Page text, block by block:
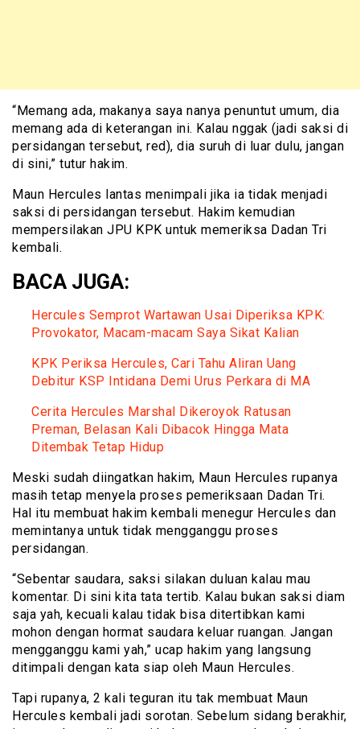
“Memang ada, makanya saya nanya penuntut umum, dia
memang ada di keterangan ini. Kalau nggak (jadi saksi di
persidangan tersebut, red), dia suruh di luar dulu, jangan
di sini,” tutur hakim.
Maun Hercules lantas menimpali jika ia tidak menjadi
saksi di persidangan tersebut. Hakim kemudian
mempersilakan JPU KPK untuk memeriksa Dadan Tri
kembali.
BACA JUGA:
Hercules Semprot Wartawan Usai Diperiksa KPK:
Provokator, Macam-macam Saya Sikat Kalian
KPK Periksa Hercules, Cari Tahu Aliran Uang
Debitur KSP Intidana Demi Urus Perkara di MA
Cerita Hercules Marshal Dikeroyok Ratusan
Preman, Belasan Kali Dibacok Hingga Mata
Ditembak Tetap Hidup
Meski sudah diingatkan hakim, Maun Hercules rupanya
masih tetap menyela proses pemeriksaan Dadan Tri.
Hal itu membuat hakim kembali menegur Hercules dan
memintanya untuk tidak mengganggu proses
persidangan.
“Sebentar saudara, saksi silakan duluan kalau mau
komentar. Di sini kita tata tertib. Kalau bukan saksi diam
saja yah, kecuali kalau tidak bisa ditertibkan kami
mohon dengan hormat saudara keluar ruangan. Jangan
mengganggu kami yah,” ucap hakim yang langsung
ditimpali dengan kata siap oleh Maun Hercules.
Tapi rupanya, 2 kali teguran itu tak membuat Maun
Hercules kembali jadi sorotan. Sebelum sidang berakhir,